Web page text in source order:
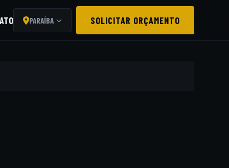
PARAÍBA SOLICITAR ORÇAMENTO